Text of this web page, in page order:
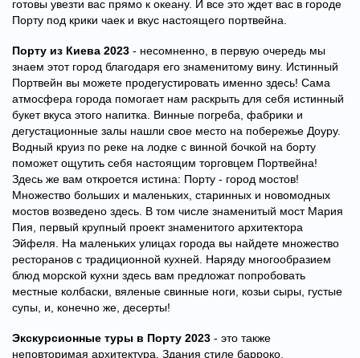
готовы увезти вас прямо к океану. И все это ждет вас в городе
Порту под крики чаек и вкус настоящего портвейна.
Порту из Киева 2023 - несомненно, в первую очередь мы
знаем этот город благодаря его знаменитому вину. Истинный
Портвейн вы можете продегустировать именно здесь! Сама
атмосфера города помогает нам раскрыть для себя истинный
букет вкуса этого напитка. Винные погреба, фабрики и
дегустационные залы нашли свое место на побережье Доуру.
Водный круиз по реке на лодке с винной бочкой на борту
поможет ощутить себя настоящим торговцем Портвейна!
Здесь же вам откроется истина: Порту - город мостов!
Множество больших и маленьких, старинных и новомодных
мостов возведено здесь. В том числе знаменитый мост Мария
Пия, первый крупный проект знаменитого архитектора
Эйфеля. На маленьких улицах города вы найдете множество
ресторанов с традиционной кухней. Наряду многообразием
блюд морской кухни здесь вам предложат попробовать
местные колбаски, вяленые свинные ноги, козьи сыры, густые
супы, и, конечно же, десерты!
Экскурсионные туры в Порту 2023 - это также
неповторимая архитектура. Здания стиле барроко,